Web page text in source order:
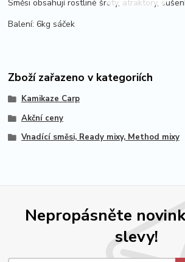
Směsi obsahují rostliné šroty, atraktory,
Balení: 6kg sáček
Zboží zařazeno v kategoriích
Kamikaze Carp
Akční ceny
Vnadící směsi, Ready mixy, Method mixy
Nepropásněte
slevy!